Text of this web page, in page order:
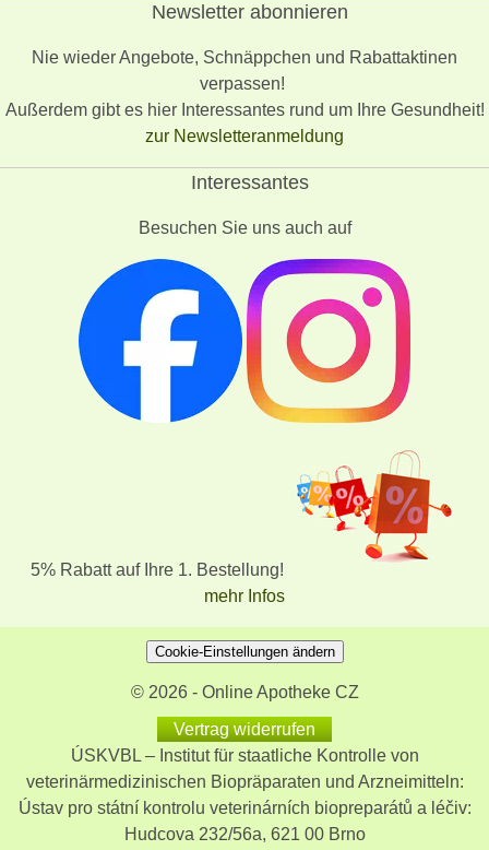
Newsletter abonnieren
Nie wieder Angebote, Schnäppchen und Rabattaktinen
verpassen!
Außerdem gibt es hier Interessantes rund um Ihre Gesundheit!
zur Newsletteranmeldung
Interessantes
Besuchen Sie uns auch auf
5% Rabatt auf Ihre 1. Bestellung!
mehr Infos
Cookie-Einstellungen ändern
© 2026 - Online Apotheke CZ
Vertrag widerrufen
ÚSKVBL – Institut für staatliche Kontrolle von
veterinärmedizinischen Biopräparaten und Arzneimitteln:
Ústav pro státní kontrolu veterinárních biopreparátů a léčiv:
Hudcova 232/56a, 621 00 Brno